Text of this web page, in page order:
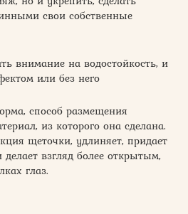
свои собственные
внимание на водостойкость, и
или без него
способ размещения
из которого она сделана.
щеточки, удлиняет, придает
взгляд более открытым,
глаз.